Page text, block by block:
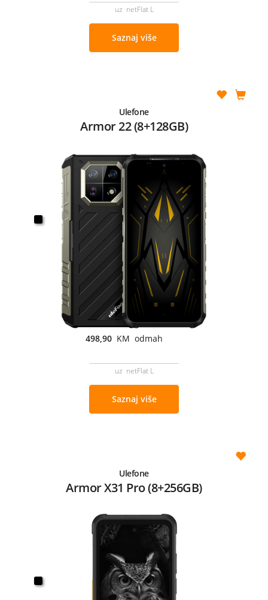
uz netFlat L
Saznaj više
Ulefone
Armor 22 (8+128GB)
498,90 KM odmah
uz netFlat L
Saznaj više
Ulefone
Armor X31 Pro (8+256GB)